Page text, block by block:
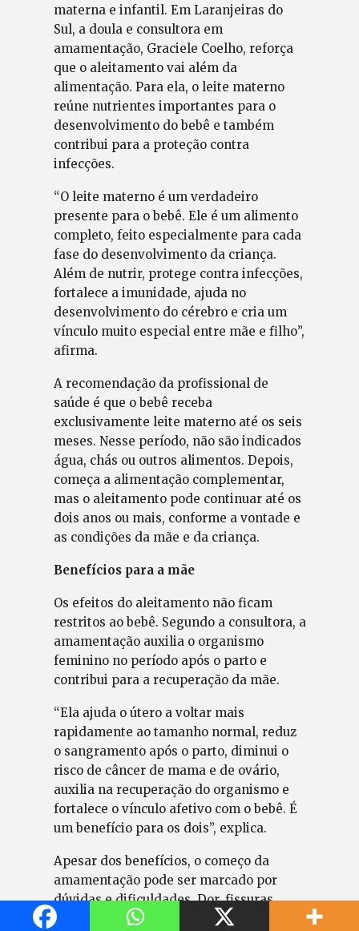
materna e infantil. Em Laranjeiras do
Sul, a doula e consultora em
amamentação, Graciele Coelho, reforça
que o aleitamento vai além da
alimentação. Para ela, o leite materno
reúne nutrientes importantes para o
desenvolvimento do bebê e também
contribui para a proteção contra
infecções.
“O leite materno é um verdadeiro
presente para o bebê. Ele é um alimento
completo, feito especialmente para cada
fase do desenvolvimento da criança.
Além de nutrir, protege contra infecções,
fortalece a imunidade, ajuda no
desenvolvimento do cérebro e cria um
vínculo muito especial entre mãe e filho”,
afirma.
A recomendação da profissional de
saúde é que o bebê receba
exclusivamente leite materno até os seis
meses. Nesse período, não são indicados
água, chás ou outros alimentos. Depois,
começa a alimentação complementar,
mas o aleitamento pode continuar até os
dois anos ou mais, conforme a vontade e
as condições da mãe e da criança.
Benefícios para a mãe
Os efeitos do aleitamento não ficam
restritos ao bebê. Segundo a consultora, a
amamentação auxilia o organismo
feminino no período após o parto e
contribui para a recuperação da mãe.
“Ela ajuda o útero a voltar mais
rapidamente ao tamanho normal, reduz
o sangramento após o parto, diminui o
risco de câncer de mama e de ovário,
auxilia na recuperação do organismo e
fortalece o vínculo afetivo com o bebê. É
um benefício para os dois”, explica.
Apesar dos benefícios, o começo da
amamentação pode ser marcado por
dúvidas e dificuldades. Dor, fissuras,
pega incorreta, insegurança e